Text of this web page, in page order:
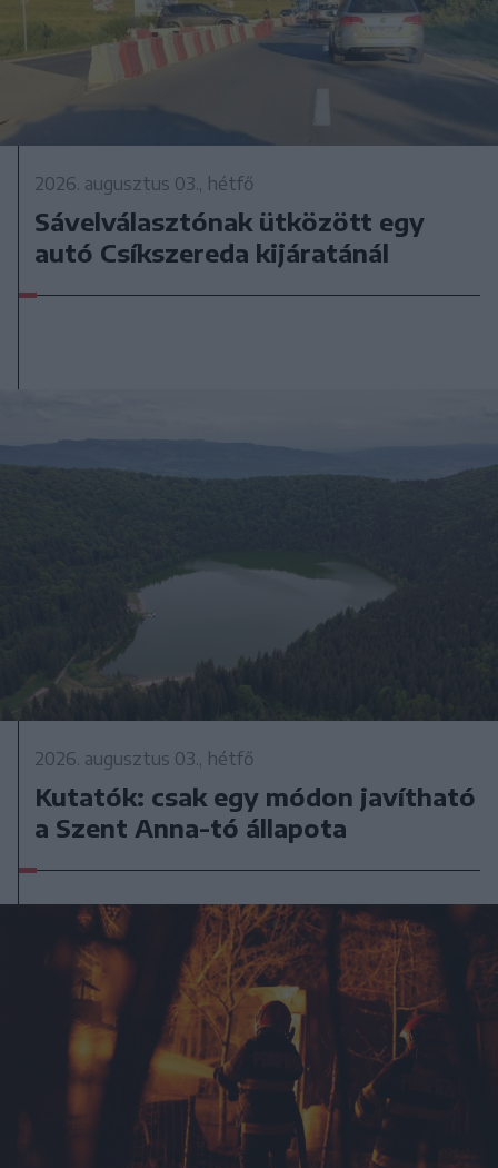
2026. augusztus 03., hétfő
Sávelválasztónak ütközött egy
autó Csíkszereda kijáratánál
2026. augusztus 03., hétfő
Kutatók: csak egy módon javítható
a Szent Anna-tó állapota